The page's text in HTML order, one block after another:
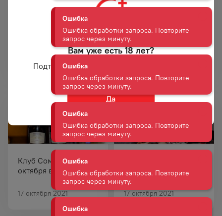
Черная пятница в
26 ноября 2021 — 26
ноября 2021
25 лет группе
компаний Дилан
Клуб Сомелье 14
октября в Хабаровске
17 октября 2021
октября во
Владивостоке
17 октября 2021
Ошибка обработки запроса. Повторите
запрос через минуту.
Ошибка
Ошибка обработки запроса. Повторите
запрос через минуту.
Ошибка
Ошибка обработки запроса. Повторите
запрос через минуту.
Ошибка
Ошибка обработки запроса. Повторите
запрос через минуту.
Ошибка
Ошибка обработки запроса. Повторите
запрос через минуту.
Вам уже есть 18 лет?
Подтвердите возраст для просмотра сайта
Да